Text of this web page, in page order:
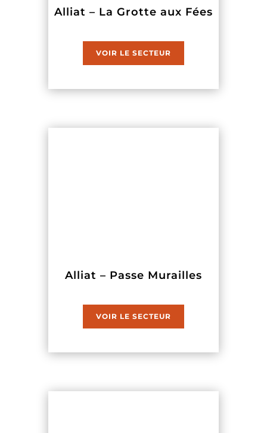
Alliat – La Grotte aux Fées
VOIR LE SECTEUR
Alliat – Passe Murailles
VOIR LE SECTEUR